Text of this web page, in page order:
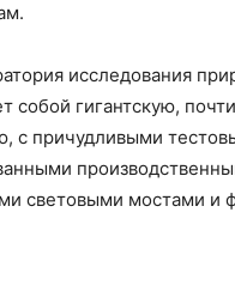
исследования
собой гигантскую,
с причудливыми
световыми мостами и